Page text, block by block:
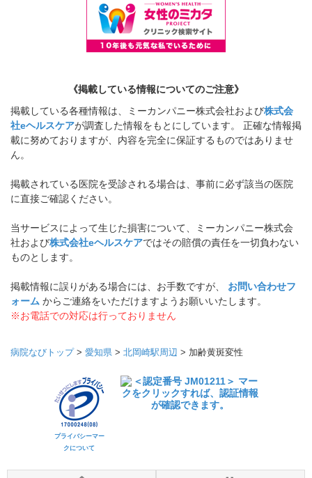
《掲載している情報についてのご注意》
掲載している各種情報は、ミーカンパニー株式会社および株式会
社eヘルスケアが調査した情報をもとにしています。 正確な情報掲
載に努めておりますが、内容を完全に保証するものではありませ
ん。
掲載されている医院を受診される場合は、事前に必ず該当の医院
に直接ご確認ください。
当サービスによって生じた損害について、ミーカンパニー株式会
社および株式会社eヘルスケアではその賠償の責任を一切負わない
ものとします。
掲載情報に誤りがある場合には、お手数ですが、 お問い合わせフ
ォーム からご連絡をいただけますようお願いいたします。
※お電話での対応は行っておりません
病院なびトップ> 愛知県 > 北岡崎駅周辺 > 加齢黄斑変性
プライバシーマー
クについて